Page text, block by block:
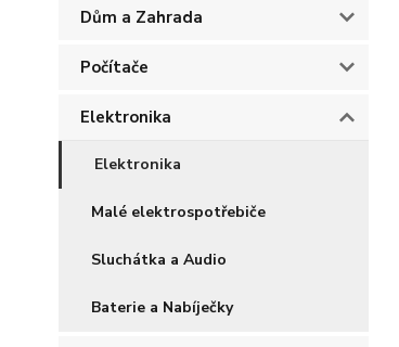
Dům a Zahrada
Počítače
Elektronika
Elektronika
Malé elektrospotřebiče
Sluchátka a Audio
Baterie a Nabíječky